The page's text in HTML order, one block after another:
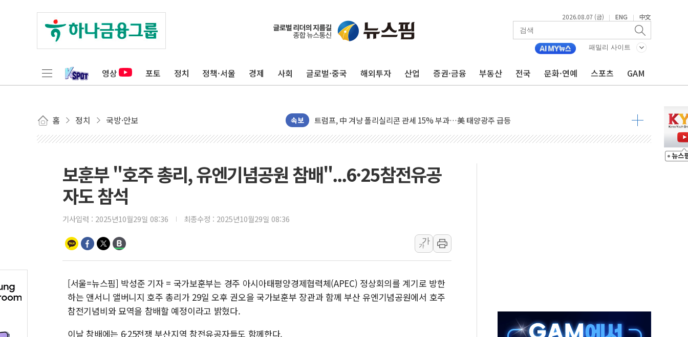
2026.08.07 (금) | ENG | 中文
패밀리 사이트
영상 포토 정치 정책·서울 경제 사회 글로벌·중국 해외투자 산업 증권·금융 부동산 전국 문화·연예 스포츠 GAM
홈 정치 국방·안보 속보
보훈부, 미 DPAA와 MOU… "6·25 미군 실종자 7359명 끝까지 찾겠다"
트럼프 "금리 내려야"…파월 때와 달리 워시엔 톤 낮춰
李 "해남 태양광, 대한민국 다음 100년 밑거름…수도권 집중 완화 전환점"
李 대통령, '6시간 마라톤 부동산 2차 회의' 주재… "전폭적 공급 확대·속도전 총력"
[사진] 빈살만과 에르도안의 만남
이란와이어 "이란 최고지도자 위독…곧 사망해도 놀랍지 않아"
[인도증시] 중동 불안 속 유가 상승에 소폭 하락...금융주 낙폭 커
황희 '폐버스 청년주택' SNS 글 역풍에 "정부정책 아냐" 해명
용산공원·그린벨트로 또 충돌…반복되는 국토부-서울시 '정책 엇박자'
[AI 부동산 투데이] 특공 전략도 '극과 극'…생애최초만 경쟁 치열
[베트남 증시] 유동성 부진 지속, 강보합 마감...석유·가스주 올랐지만 빈그룹이 상쇄
'찜통더위'에 전력수요 역대 최고치 경신…한낮 총수요 104.3GW 기록
후티 반군, 예멘 정부군과 사우디 동시 공격… 위기 고조되는 또 다른 중동 화약고
보훈부 "호주 총리, 유엔기념공원 참배"...6·25참전유공
자도 참석
기사입력 : 2025년10월29일 08:36 최종수정 : 2025년10월29일 08:36
가
가
[서울=뉴스핌] 박성준 기자 = 국가보훈부는 경주 아시아태평양경제협력체(APEC) 정상회의를 계기로 방한
하는 앤서니 앨버니지 호주 총리가 29일 오후 권오을 국가보훈부 장관과 함께 부산 유엔기념공원에서 호주
참전기념비와 묘역을 참배할 예정이라고 밝혔다.
이날 참배에는 6·25전쟁 부산지역 참전유공자들도 함께한다.